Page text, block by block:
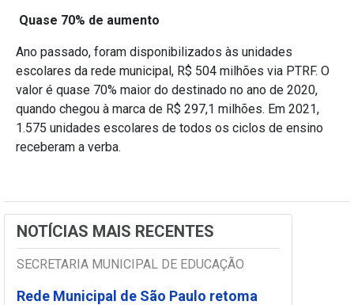
Quase 70% de aumento
Ano passado, foram disponibilizados às unidades
escolares da rede municipal, R$ 504 milhões via PTRF. O
valor é quase 70% maior do destinado no ano de 2020,
quando chegou à marca de R$ 297,1 milhões. Em 2021,
1.575 unidades escolares de todos os ciclos de ensino
receberam a verba.
NOTÍCIAS MAIS RECENTES
SECRETARIA MUNICIPAL DE EDUCAÇÃO
Rede Municipal de São Paulo retoma